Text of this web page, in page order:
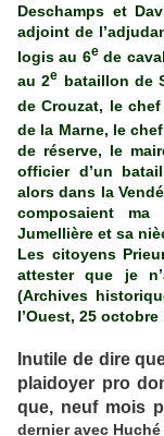
Deschamps et
adjoint de
logis au 6ede
au 2e bataillon de
de Crouzat, le
de la Marne, le
de réserve, le
officier d’un
alors dans la
composaient
Jumellière et sa
Les citoyens
attester que je
(Archives
l’Ouest, 25 octobre
Inutile de dire
plaidoyer pro
que, neuf mois
dernier avec